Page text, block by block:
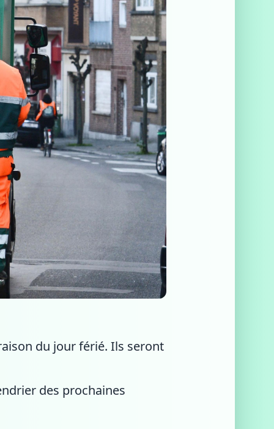
du jour férié. Ils seront
des prochaines